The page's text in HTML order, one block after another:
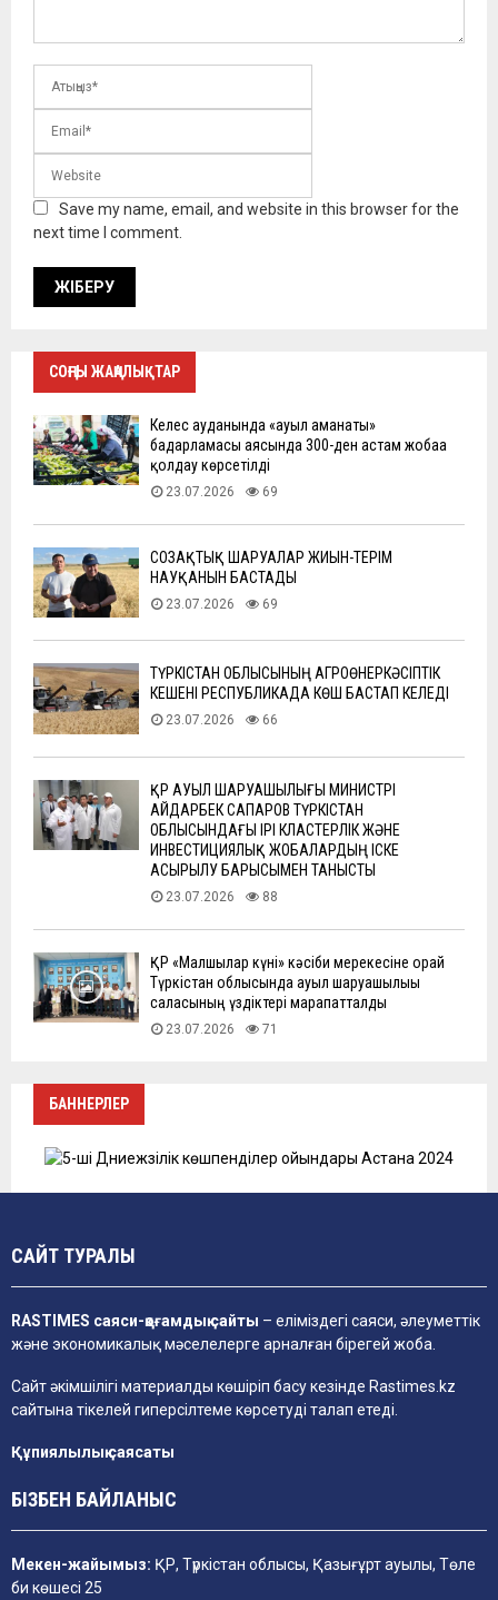
Save my name, email, and website in this browser for the
next time I comment.
СОҢҒЫ ЖАҢАЛЫҚТАР
Келес ауданында «ауыл аманаты»
бағдарламасы аясында 300-ден астам жобаға
қолдау көрсетілді
23.07.2026 69
СОЗАҚТЫҚ ШАРУАЛАР ЖИЫН-ТЕРІМ
НАУҚАНЫН БАСТАДЫ
23.07.2026 69
ТҮРКІСТАН ОБЛЫСЫНЫҢ АГРОӨНЕРКӘСІПТІК
КЕШЕНІ РЕСПУБЛИКАДА КӨШ БАСТАП КЕЛЕДІ
23.07.2026 66
ҚР АУЫЛ ШАРУАШЫЛЫҒЫ МИНИСТРІ
АЙДАРБЕК САПАРОВ ТҮРКІСТАН
ОБЛЫСЫНДАҒЫ ІРІ КЛАСТЕРЛІК ЖӘНЕ
ИНВЕСТИЦИЯЛЫҚ ЖОБАЛАРДЫҢ ІСКЕ
АСЫРЫЛУ БАРЫСЫМЕН ТАНЫСТЫ
23.07.2026 88
ҚР «Малшылар күні» кәсіби мерекесіне орай
Түркістан облысында ауыл шаруашылығы
саласының үздіктері марапатталды
23.07.2026 71
БАННЕРЛЕР
САЙТ ТУРАЛЫ
RASTIMES саяси-қоғамдық сайты – еліміздегі саяси, әлеуметтік
және экономикалық мәселелерге арналған бірегей жоба.
Сайт әкімшілігі материалды көшіріп басу кезінде Rastimes.kz
сайтына тікелей гиперсілтеме көрсетуді талап етеді.
Құпиялылық саясаты
БІЗБЕН БАЙЛАНЫС
Мекен-жайымыз: ҚР, Түркістан облысы, Қазығұрт ауылы, Төле
би көшесі 25